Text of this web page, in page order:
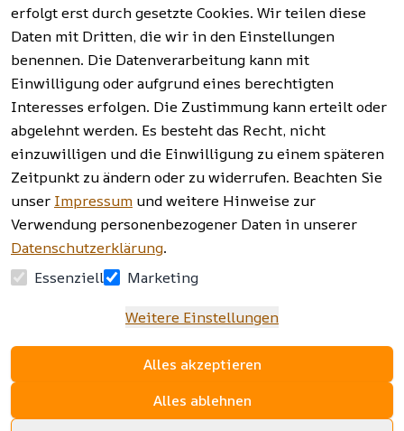
erfolgt erst durch gesetzte Cookies. Wir teilen diese
Daten mit Dritten, die wir in den Einstellungen
benennen. Die Datenverarbeitung kann mit
Einwilligung oder aufgrund eines berechtigten
Interesses erfolgen. Die Zustimmung kann erteilt oder
abgelehnt werden. Es besteht das Recht, nicht
einzuwilligen und die Einwilligung zu einem späteren
Zeitpunkt zu ändern oder zu widerrufen. Beachten Sie
unser Impressum und weitere Hinweise zur
Verwendung personenbezogener Daten in unserer
Datenschutzerklärung.
Essenziell
Marketing
Weitere Einstellungen
Alles akzeptieren
Alles ablehnen
Vertrag
widerrufen
Facebook |
Instagram |
Newsletter
AGB | Impressum |
Datenschutzerklärung |
Barrierefreiheitserklärung |
Widerrufsrecht